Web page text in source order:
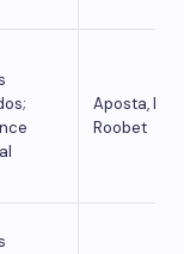
Aposta,
Roobet